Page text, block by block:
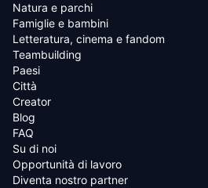
Natura e parchi
Famiglie e bambini
Letteratura, cinema e fandom
Teambuilding
Paesi
Città
Creator
Blog
FAQ
Su di noi
Opportunità di lavoro
Diventa nostro partner